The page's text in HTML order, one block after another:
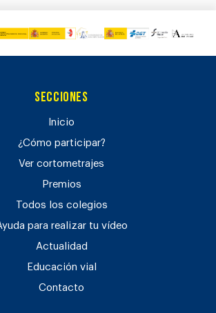
Secciones
Inicio
¿Cómo participar?
Ver cortometrajes
Premios
Todos los colegios
para realizar tu vídeo
Actualidad
Educación vial
Contacto